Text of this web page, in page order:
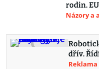
rodin.
Názory a
dřív.
Reklama